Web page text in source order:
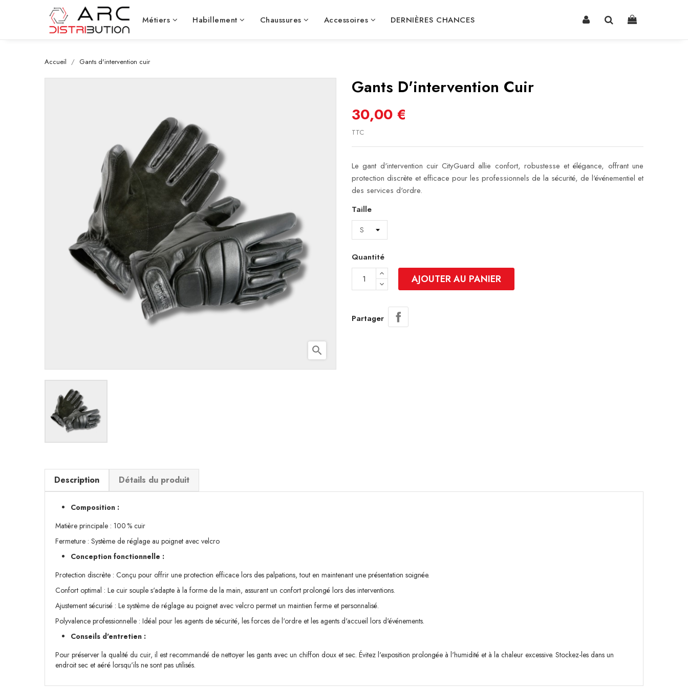
Métiers Habillement Chaussures Accessoires DERNIÈRES CHANCES
Accueil Gants d'intervention cuir
search
Gants D'intervention Cuir
30,00 €
TTC
Le gant d'intervention cuir CityGuard allie confort, robustesse et élégance, offrant une
protection discrète et efficace pour les professionnels de la sécurité, de l'événementiel et
des services d'ordre.
Taille
Quantité
AJOUTER AU PANIER
Partager
Description Détails du produit
Composition :
Matière principale : 100 % cuir
Fermeture : Système de réglage au poignet avec velcro
Conception fonctionnelle :
Protection discrète : Conçu pour offrir une protection efficace lors des palpations, tout en maintenant une présentation soignée.
Confort optimal : Le cuir souple s'adapte à la forme de la main, assurant un confort prolongé lors des interventions.
Ajustement sécurisé : Le système de réglage au poignet avec velcro permet un maintien ferme et personnalisé.
Polyvalence professionnelle : Idéal pour les agents de sécurité, les forces de l'ordre et les agents d'accueil lors d'événements.
Conseils d'entretien :
Pour préserver la qualité du cuir, il est recommandé de nettoyer les gants avec un chiffon doux et sec. Évitez l'exposition prolongée à l'humidité et à la chaleur excessive. Stockez-les dans un
endroit sec et aéré lorsqu'ils ne sont pas utilisés.